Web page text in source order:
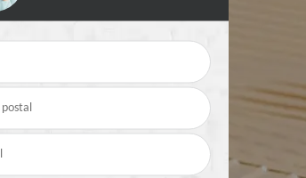
de parquet 62
Dépannage
62 Pas-de-Calais